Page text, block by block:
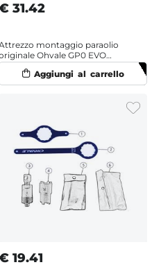
31.42
montaggio paraolio
Ohvale GP0 EVO
2025) Racing
19.41